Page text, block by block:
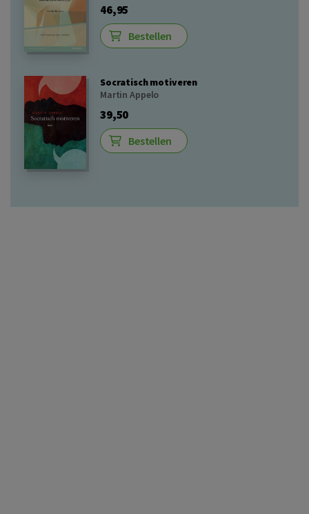
46,95
Bestellen
Socratisch motiveren
Martin Appelo
39,50
Bestellen